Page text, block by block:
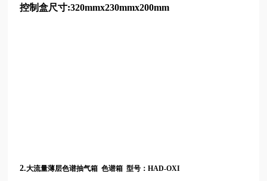
控制盒尺寸:320mmx230mmx200mm
2.大流量薄层色谱抽气箱 色谱箱 型号：HAD-OXI